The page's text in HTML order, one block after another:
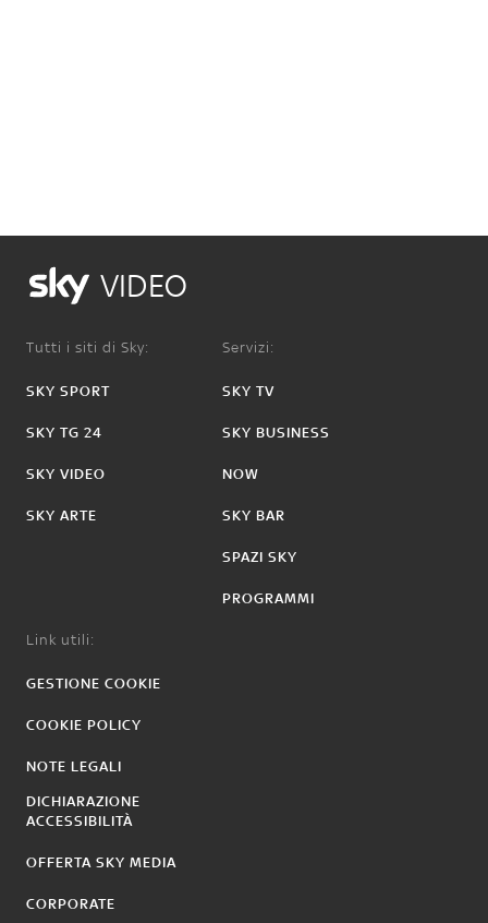
VIDEO
Tutti i siti di Sky:
SKY SPORT
SKY TG 24
SKY VIDEO
SKY ARTE
Servizi:
SKY TV
SKY BUSINESS
NOW
SKY BAR
SPAZI SKY
PROGRAMMI
Link utili:
GESTIONE COOKIE
COOKIE POLICY
NOTE LEGALI
DICHIARAZIONE
ACCESSIBILITÀ
OFFERTA SKY MEDIA
CORPORATE